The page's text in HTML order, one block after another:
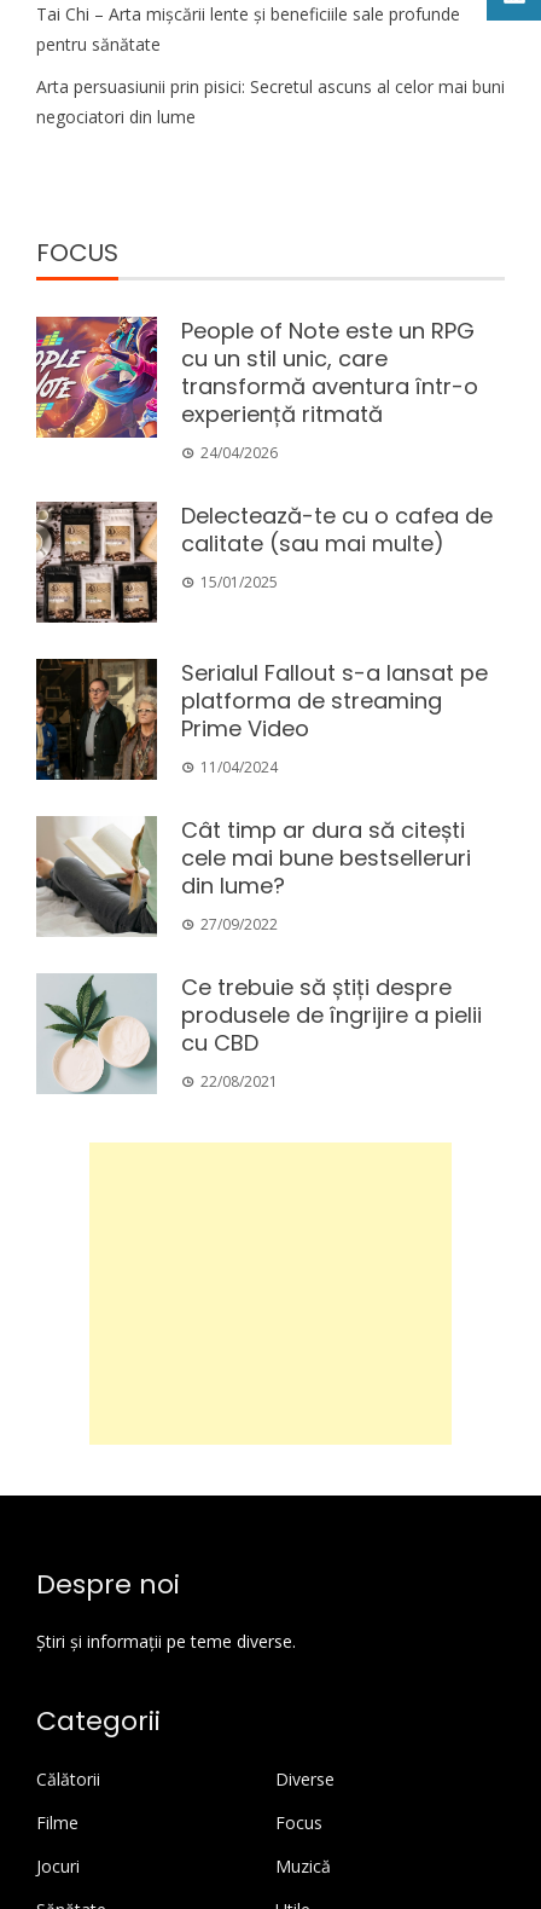
Tai Chi – Arta mișcării lente și beneficiile sale profunde
pentru sănătate
Arta persuasiunii prin pisici: Secretul ascuns al celor mai buni
negociatori din lume
FOCUS
People of Note este un RPG
cu un stil unic, care
transformă aventura într-o
experiență ritmată
24/04/2026
Delectează-te cu o cafea de
calitate (sau mai multe)
15/01/2025
Serialul Fallout s-a lansat pe
platforma de streaming
Prime Video
11/04/2024
Cât timp ar dura să citești
cele mai bune bestselleruri
din lume?
27/09/2022
Ce trebuie să știți despre
produsele de îngrijire a pielii
cu CBD
22/08/2021
Despre noi
Știri și informații pe teme diverse.
Categorii
Călătorii
Diverse
Filme
Focus
Jocuri
Muzică